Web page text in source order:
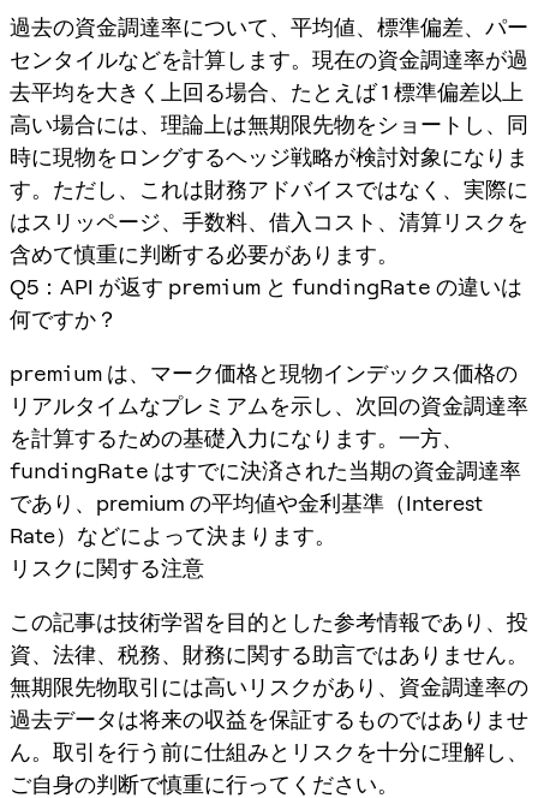
過去の資金調達率について、平均値、標準偏差、パー
センタイルなどを計算します。現在の資金調達率が過
去平均を大きく上回る場合、たとえば 1 標準偏差以上
高い場合には、理論上は無期限先物をショートし、同
時に現物をロングするヘッジ戦略が検討対象になりま
す。ただし、これは財務アドバイスではなく、実際に
はスリッページ、手数料、借入コスト、清算リスクを
含めて慎重に判断する必要があります。
Q5：API が返す premium と fundingRate の違いは
何ですか？
premium は、マーク価格と現物インデックス価格の
リアルタイムなプレミアムを示し、次回の資金調達率
を計算するための基礎入力になります。一方、
fundingRate はすでに決済された当期の資金調達率
であり、premium の平均値や金利基準（Interest
Rate）などによって決まります。
リスクに関する注意
この記事は技術学習を目的とした参考情報であり、投
資、法律、税務、財務に関する助言ではありません。
無期限先物取引には高いリスクがあり、資金調達率の
過去データは将来の収益を保証するものではありませ
ん。取引を行う前に仕組みとリスクを十分に理解し、
ご自身の判断で慎重に行ってください。